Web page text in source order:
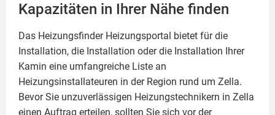
Kapazitäten in Ihrer Nähe finden
Das Heizungsfinder Heizungsportal bietet für die
Installation, die Installation oder die Installation Ihrer
Kamin eine umfangreiche Liste an
Heizungsinstallateuren in der Region rund um Zella.
Bevor Sie unzuverlässigen Heizungstechnikern in Zella
einen Auftrag erteilen, sollten Sie sich vor der